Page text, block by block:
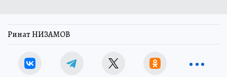
Ринат НИЗАМОВ